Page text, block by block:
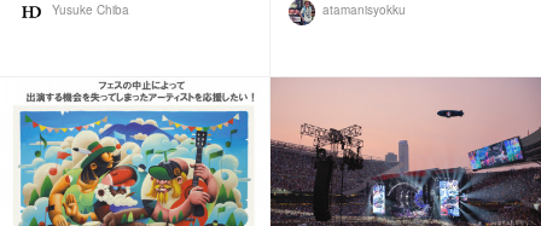
Yusuke Chiba atamanisyokku